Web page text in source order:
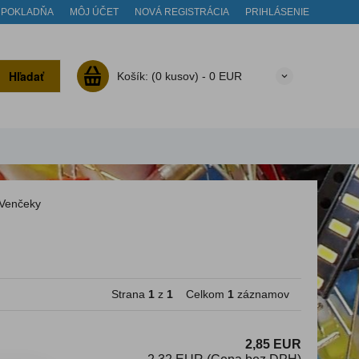
POKLADŇA MÔJ ÚČET NOVÁ REGISTRÁCIA PRIHLÁSENIE
Hľadať Košík: (0 kusov) - 0 EUR
Strana 1 z 1 Celkom 1 záznamov
2,85 EUR